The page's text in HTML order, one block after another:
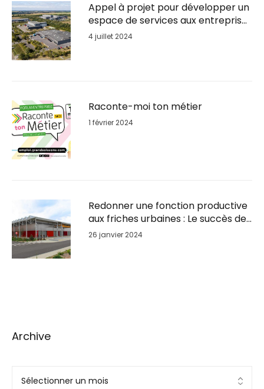
Appel à projet pour développer un
espace de services aux entreprises
sur le Parc d’activités du Plateau
4 juillet 2024
Raconte-moi ton métier
1 février 2024
Redonner une fonction productive
aux friches urbaines : Le succès de
la reconversion du Parc BSL à
26 janvier 2024
Archive